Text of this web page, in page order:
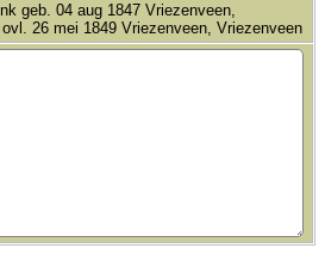
geb. 04 aug 1847 Vriezenveen,
26 mei 1849 Vriezenveen, Vriezenveen